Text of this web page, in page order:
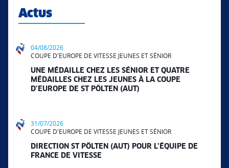
Actus
04/08/2026
COUPE D'EUROPE DE VITESSE JEUNES ET SÉNIOR
UNE MÉDAILLE CHEZ LES SÉNIOR ET QUATRE
MÉDAILLES CHEZ LES JEUNES À LA COUPE
D’EUROPE DE ST PÖLTEN (AUT)
31/07/2026
COUPE D'EUROPE DE VITESSE JEUNES ET SÉNIOR
DIRECTION ST PÖLTEN (AUT) POUR L’ÉQUIPE DE
FRANCE DE VITESSE